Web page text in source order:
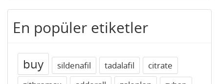
En popüler etiketler
buy sildenafil tadalafil
citrate